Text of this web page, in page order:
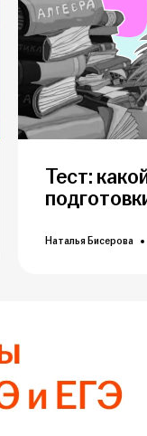
Тест:
Наталья Бисерова